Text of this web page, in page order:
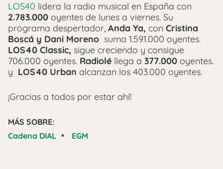
LOS40 lidera la radio musical en España con
2.783.000 oyentes de lunes a viernes. Su
programa despertador, Anda Ya, con Cristina
Boscá y Dani Moreno suma 1.591.000 oyentes.
LOS40 Classic, sigue creciendo y consigue
706.000 oyentes. Radiolé llega a 377.000 oyentes.
y LOS40 Urban alcanzan los 403.000 oyentes.
¡Gracias a todos por estar ahí!
MÁS SOBRE:
Cadena DIAL • EGM